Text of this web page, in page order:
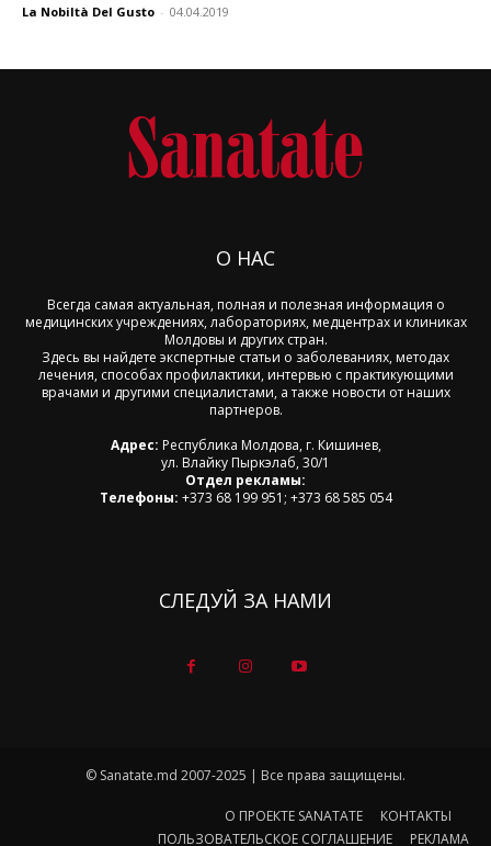
La Nobiltà Del Gusto - 04.04.2019
О НАС
Всегда самая актуальная, полная и полезная информация о
медицинских учреждениях, лабораториях, медцентрах и клиниках
Молдовы и других стран.
Здесь вы найдете экспертные статьи о заболеваниях, методах
лечения, способах профилактики, интервью с практикующими
врачами и другими специалистами, а также новости от наших
партнеров.
Адрес: Республика Молдова, г. Кишинев,
ул. Влайку Пыркэлаб, 30/1
Отдел рекламы:
Телефоны: +373 68 199 951; +373 68 585 054
СЛЕДУЙ ЗА НАМИ
© Sanatate.md 2007-2025 | Все права защищены.
О ПРОЕКТЕ SANATATE
КОНТАКТЫ
ПОЛЬЗОВАТЕЛЬСКОЕ СОГЛАШЕНИЕ
РЕКЛАМА